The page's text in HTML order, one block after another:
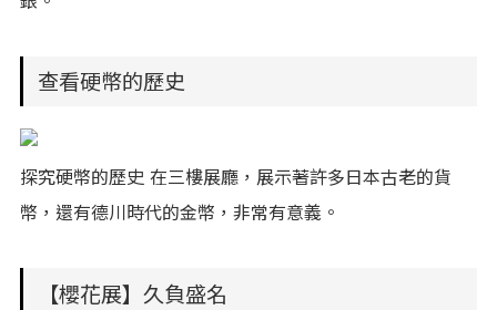
查看硬幣的歷史
探究硬幣的歷史 在三樓展廳，展示著許多日本古老的貨
幣，還有德川時代的金幣，非常有意義。
【櫻花展】久負盛名